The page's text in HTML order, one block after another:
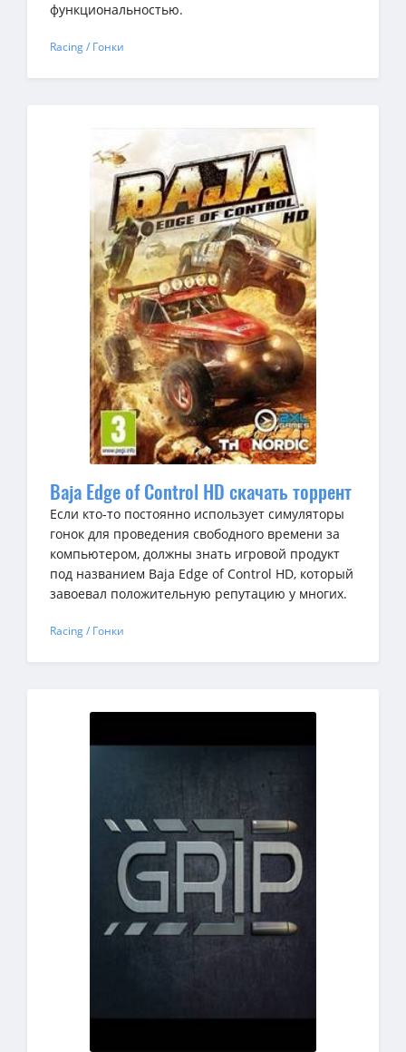
функциональностью.
Racing / Гонки
Baja Edge of Control HD скачать торрент
Если кто-то постоянно использует симуляторы
гонок для проведения свободного времени за
компьютером, должны знать игровой продукт
под названием Baja Edge of Control HD, который
завоевал положительную репутацию у многих.
Racing / Гонки